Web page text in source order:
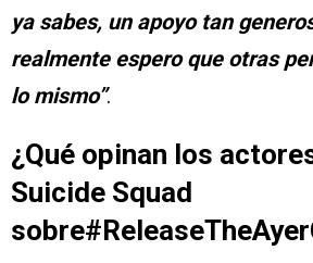
ya sabes, un apoyo tan
realmente espero que otras
lo mismo”.
¿Qué opinan los
Suicide Squad